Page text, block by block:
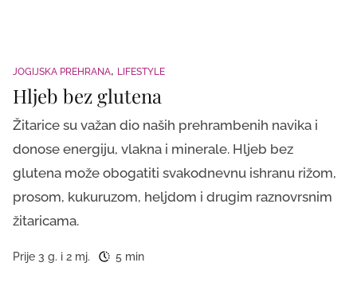
JOGIJSKA PREHRANA LIFESTYLE
Hljeb bez glutena
Žitarice su važan dio naših prehrambenih navika i
donose energiju, vlakna i minerale. Hljeb bez
glutena može obogatiti svakodnevnu ishranu rižom,
prosom, kukuruzom, heljdom i drugim raznovrsnim
žitaricama.
Prije 3 g. i 2 mj. 5 min